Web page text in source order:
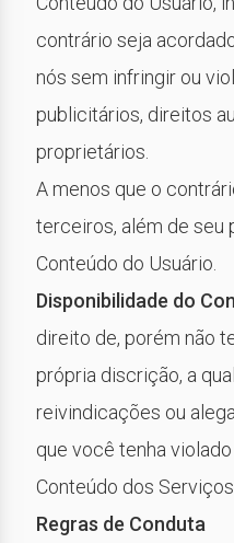
contrário seja
nós sem infringir ou
publicitários, direitos
proprietários.
A menos que o
terceiros, além de seu
Conteúdo do Usuário.
Disponibilidade do
direito de, porém não
própria discrição, a
reivindicações ou
que você tenha
Conteúdo dos Serviços.
Regras de Conduta